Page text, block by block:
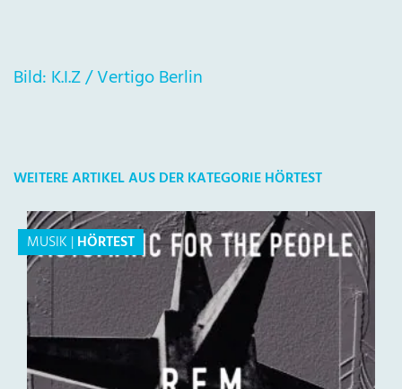
Bild: K.I.Z / Vertigo Berlin
WEITERE ARTIKEL AUS DER KATEGORIE HÖRTEST
MUSIK |HÖRTEST